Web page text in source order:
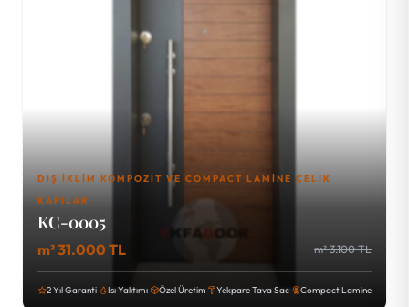
DIŞ İKLIM KOMPOZIT VE COMPACT LAMINE ÇELIK
KAPILAR
KC-0005
m² 31.000 TL m² 3.100 TL
2 Yıl Garanti Isı Yalıtımı Özel Üretim Yekpare Tava Sac Compact Lamine